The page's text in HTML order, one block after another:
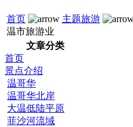
首页 主题旅游
温市旅游业
文章分类
首页
景点介绍
温哥华
温哥华北岸
大温低陆平原
菲沙河流域